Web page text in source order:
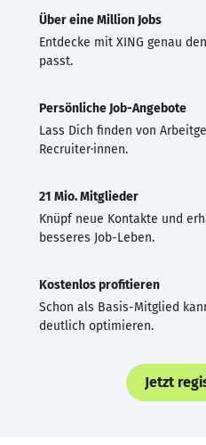
Über eine Million Jobs
Entdecke mit XING genau
passt.
Persönliche Job-Angebote
Lass Dich finden von
Recruiter·innen.
21 Mio. Mitglieder
Knüpf neue Kontakte und
besseres Job-Leben.
Kostenlos profitieren
Schon als Basis-Mitglied
deutlich optimieren.
Jetzt